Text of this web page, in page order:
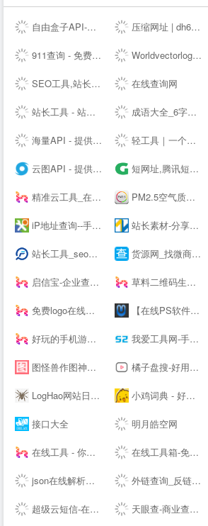
自由盒子API-欢迎免费对接接口 压缩网址 | dh6.ink
911查询 - 免费实用查询工具大全网站 Worldvectorlogo: Brand logos free to download
SEO工具,站长查询工具-助力SEO优化-搜外SEO工具大全 在线查询网
站长工具 - 站长之家 成语大全_6字成语_成语接龙查询_词云成语网
海量API - 提供免费接口调用平台 轻工具｜一个专注收集分享优质免费资源的导航
云图API - 提供免费接口调用平台-免费API数据接口调用服务平台 短网址,腾讯短网址生成,sc.qq.com短链接,小米短网址,搜狗短网址,抖音域名防封,百度短链接,微信域名防封,腾讯绿标域名检测,,抖音域名检测,网址缩短_奇灵短网址 - 腾讯短网址,抖音域名检测,小米短网址,搜狗短网址,腾讯绿标域名检测,百度短网址,百度短链接,新浪短网址,绿标短网址,微信短网址,微信域名检测,sc.qq.com短链接,抖音防封短链
精准云工具_在线工具大全 PM2.5空气质量实时查询 - 911查询
iP地址查询--手机号码查询归属地 | 邮政编码查询 | iP地址归属地查询 | 身份证号码验证在线查询网 站长素材-分享综合设计素材的平台
站长工具_seo综合查询工具_批量查询分析工具_枫树seo网 货源网_找微商货源_微信微商代理加盟_厂家一手货源发布平台
启信宝-企业查询_企业信用信息平台 草料二维码生成器
免费logo在线制作-字体logo-logo设计-U钙网 【在线PS软件】在线PS图片（照片）处理工具_在线制作编辑图片ps精简版
好玩的手机游戏下载-免费安卓软件下载 - 阳光下载站 我爱工具网-手游排行榜2021前十名推荐平台|热门手机软件app应用下载
图怪兽作图神器-在线图片编辑器-PS图片制作-搞定平面设计不求人 橘子盘搜-好用的影视资源搜索引擎
LogHao网站日志在线分析工具_拉格好百度蜘蛛(baiduspider)在线分析-www.LogHao.cn站长工具 小鸡词典 - 好多梗啊！
接口大全 明月皓空网
在线工具 - 你的工具箱 在线工具箱-免费实用工具大全-工具狗
json在线解析及格式化_pcjson工具在线 外链查询_反链查询结果 - 爱站网
超级云短信-在线短信接收-Receive --S 天眼查-商业查询平台_企业信息查询_公司查询_工商查询_企业信用信息系统